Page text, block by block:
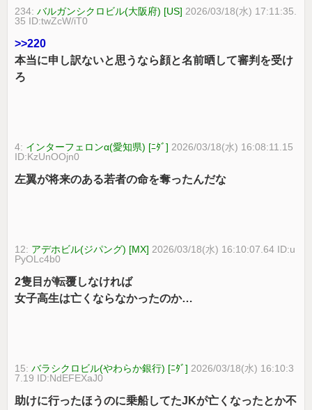
234:バルガンシクロビル(大阪府) [US] 2026/03/18(水) 17:11:35.
35 ID:twZcW/iT0
>>220
本当に申し訳ないと思うなら顔と名前晒して審判を受け
ろ
4: インターフェロンα(愛知県) [ﾆﾀﾞ] 2026/03/18(水) 16:08:11.15
ID:KzUnOOjn0
左翼が将来のある若者の命を奪ったんだな
12: アデホビル(ジパング) [MX] 2026/03/18(水) 16:10:07.64 ID:u
PyOLc4b0
2隻目が転覆しなければ
女子高生は亡くならなかったのか…
15:バラシクロビル(やわらか銀行) [ﾆﾀﾞ] 2026/03/18(水) 16:10:3
7.19 ID:NdEFEXaJ0
助けに行ったほうのに乗船してたJKが亡くなったとか不